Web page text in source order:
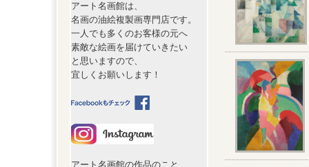
アート名画館は、
名画の油絵複製画専門店です。
一人でも多くのお客様の元へ
素敵な絵画を届けていきたい
と思いますので、
宜しくお願いします！
アート名画館の作品のこと